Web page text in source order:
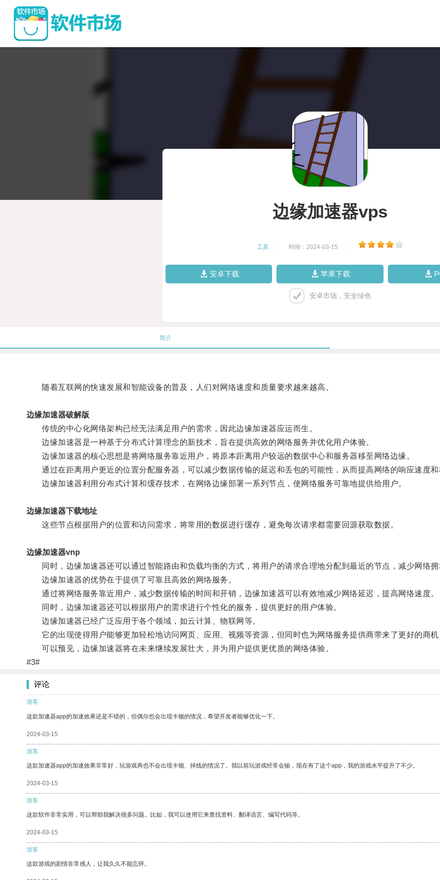
边缘加速器vps
工具 时间：2024-03-15
安卓下载 苹果下载
安卓市场，安全绿色
简介
随着互联网的快速发展和智能设备的普及，人们对网络速度和质量要求越来越高。
边缘加速器破解版
传统的中心化网络架构已经无法满足用户的需求，因此边缘加速器应运而生。
边缘加速器是一种基于分布式计算理念的新技术，旨在提供高效的网络服务并优化用户体验。
边缘加速器的核心思想是将网络服务靠近用户，将原本距离用户较远的数据中心和服务器移至网络边缘。
通过在距离用户更近的位置分配服务器，可以减少数据传输的延迟和丢包的可能性，从而提高网络的响应速度和
边缘加速器利用分布式计算和缓存技术，在网络边缘部署一系列节点，使网络服务可靠地提供给用户。
边缘加速器下载地址
这些节点根据用户的位置和访问需求，将常用的数据进行缓存，避免每次请求都需要回源获取数据。
边缘加速器vnp
同时，边缘加速器还可以通过智能路由和负载均衡的方式，将用户的请求合理地分配到最近的节点，减少网络拥
边缘加速器的优势在于提供了可靠且高效的网络服务。
通过将网络服务靠近用户，减少数据传输的时间和开销，边缘加速器可以有效地减少网络延迟，提高网络速度。
同时，边缘加速器还可以根据用户的需求进行个性化的服务，提供更好的用户体验。
边缘加速器已经广泛应用于各个领域，如云计算、物联网等。
它的出现使得用户能够更加轻松地访问网页、应用、视频等资源，但同时也为网络服务提供商带来了更好的商机
可以预见，边缘加速器将在未来继续发展壮大，并为用户提供更优质的网络体验。
#3#
评论
游客
这款加速器app的加速效果还是不错的，但偶尔也会出现卡顿的情况，希望开发者能够优化一下。
2024-03-15
游客
这款加速器app的加速效果非常好，玩游戏再也不会出现卡顿、掉线的情况了。我以前玩游戏经常会输，现在有了这个app，我的游戏水平提升了不少。
2024-03-15
游客
这款软件非常实用，可以帮助我解决很多问题。比如，我可以使用它来查找资料、翻译语言、编写代码等。
2024-03-15
游客
这款游戏的剧情非常感人，让我久久不能忘怀。